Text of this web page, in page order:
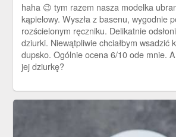
haha 😉 tym razem nasza modelka
kąpielowy. Wyszła z basenu, wygodnie
rozścielonym ręczniku. Delikatnie
dziurki. Niewątpliwie chciałbym wsadzić
dupsko. Ogólnie ocena 6/10 ode mnie.
jej dziurkę?